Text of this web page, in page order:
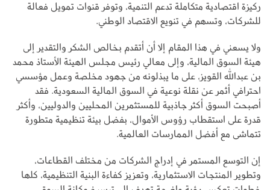
ركيزة اقتصادية متكاملة تدعم التنمية، وتوفر قنوات تمويل فعالة
للشركات، وتسهم في تنويع الاقتصاد الوطني.
ولا يسعني في هذا المقام إلا أن أتقدم بخالص الشكر والتقدير إلى
هيئة السوق المالية، وإلى معالي رئيس مجلس الهيئة الأستاذ محمد
بن عبدالله القويز، على ما يبذلونه من جهود مخلصة وعمل مؤسسي
احترافي أثمر عن نقلة نوعية في السوق المالية السعودية. فقد
أصبحت السوق أكثر جاذبية للمستثمرين المحليين والدوليين، وأكثر
قدرة على استقطاب رؤوس الأموال، بفضل بيئة تنظيمية متطورة
تتماشى مع أفضل الممارسات العالمية.
إن التوسع المستمر في إدراج الشركات من مختلف القطاعات،
وتطوير المنتجات الاستثمارية، وتعزيز كفاءة البنية التنظيمية، كلها